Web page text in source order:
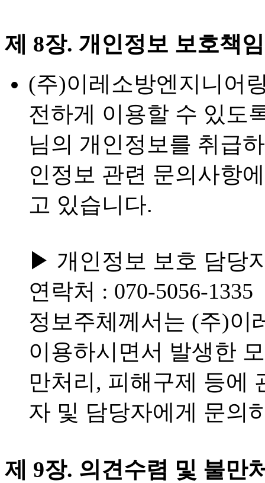
제 8장. 개인정보 보호책
(주)이레소방엔지니어
전하게 이용할 수 있도
님의 개인정보를 취급
인정보 관련 문의사항
고 있습니다.
▶ 개인정보 보호 담당
연락처 : 070-5056-1335
정보주체께서는 (주)이
이용하시면서 발생한
만처리, 피해구제 등에
자 및 담당자에게 문의
제 9장. 의견수렴 및 불만